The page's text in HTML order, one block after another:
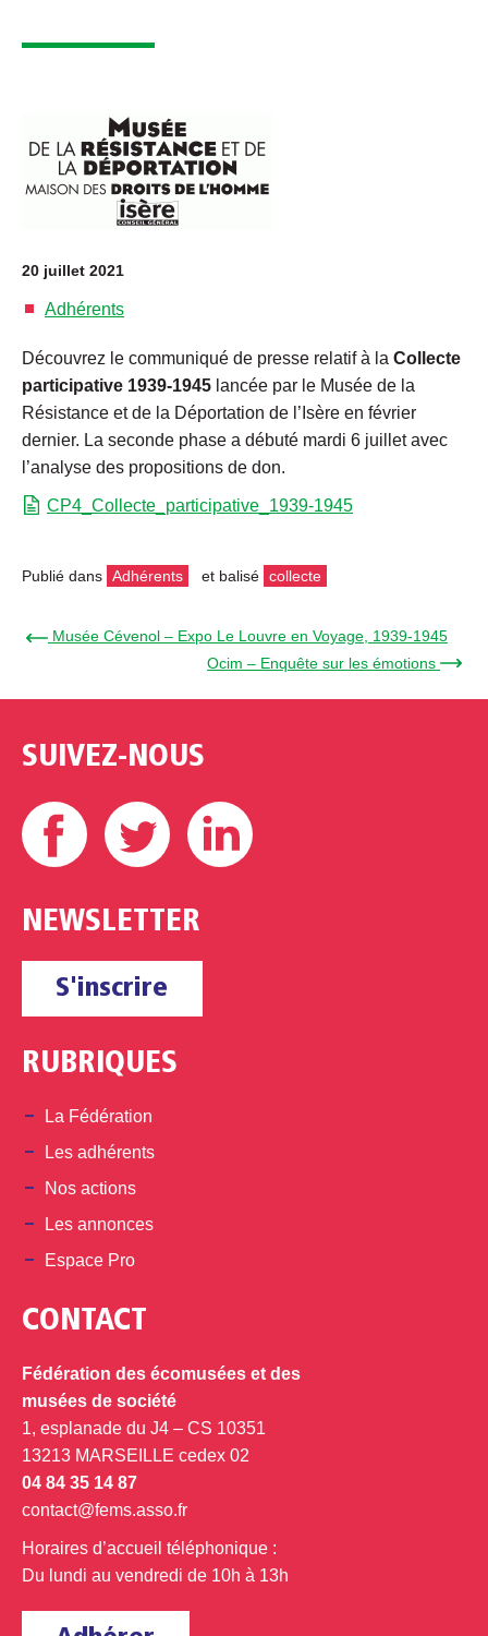
20 juillet 2021
Adhérents
Découvrez le communiqué de presse relatif à la Collecte
participative 1939-1945 lancée par le Musée de la
Résistance et de la Déportation de l’Isère en février
dernier. La seconde phase a débuté mardi 6 juillet avec
l’analyse des propositions de don.
CP4_Collecte_participative_1939-1945
Publié dans Adhérents et balisé collecte
← Musée Cévenol – Expo Le Louvre en Voyage, 1939-1945
Ocim – Enquête sur les émotions →
SUIVEZ-NOUS
Facebook Twitter
NEWSLETTER
S'inscrire
RUBRIQUES
La Fédération
Les adhérents
Nos actions
Les annonces
Espace Pro
CONTACT
Fédération des écomusées et des
musées de société
1, esplanade du J4 – CS 10351
13213 MARSEILLE cedex 02
04 84 35 14 87
contact@fems.asso.fr
Horaires d’accueil téléphonique :
Du lundi au vendredi de 10h à 13h